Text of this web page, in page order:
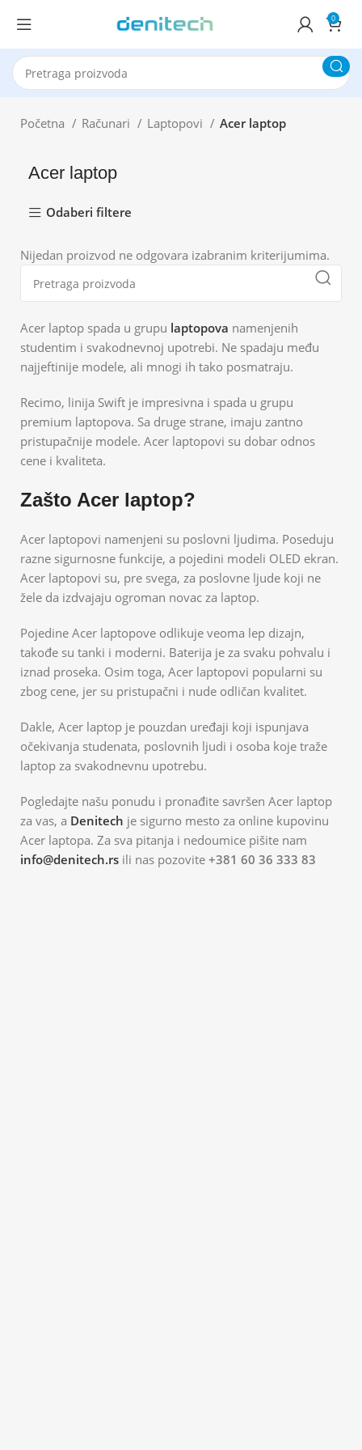
0
Početna Računari Laptopovi Acer laptop
Acer laptop
Odaberi filtere
Nijedan proizvod ne odgovara izabranim kriterijumima.
Acer laptop spada u grupu laptopova namenjenih
studentim i svakodnevnoj upotrebi. Ne spadaju među
najjeftinije modele, ali mnogi ih tako posmatraju.
Recimo, linija Swift je impresivna i spada u grupu
premium laptopova. Sa druge strane, imaju zantno
pristupačnije modele. Acer laptopovi su dobar odnos
cene i kvaliteta.
Zašto Acer laptop?
Acer laptopovi namenjeni su poslovni ljudima. Poseduju
razne sigurnosne funkcije, a pojedini modeli OLED ekran.
Acer laptopovi su, pre svega, za poslovne ljude koji ne
žele da izdvajaju ogroman novac za laptop.
Pojedine Acer laptopove odlikuje veoma lep dizajn,
takođe su tanki i moderni. Baterija je za svaku pohvalu i
iznad proseka. Osim toga, Acer laptopovi popularni su
zbog cene, jer su pristupačni i nude odličan kvalitet.
Dakle, Acer laptop je pouzdan uređaji koji ispunjava
očekivanja studenata, poslovnih ljudi i osoba koje traže
laptop za svakodnevnu upotrebu.
Pogledajte našu ponudu i pronađite savršen Acer laptop
za vas, a Denitech je sigurno mesto za online kupovinu
Acer laptopa. Za sva pitanja i nedoumice pišite nam
info@denitech.rs ili nas pozovite +381 60 36 333 83